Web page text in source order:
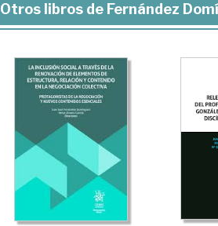
Otros libros de Fernández